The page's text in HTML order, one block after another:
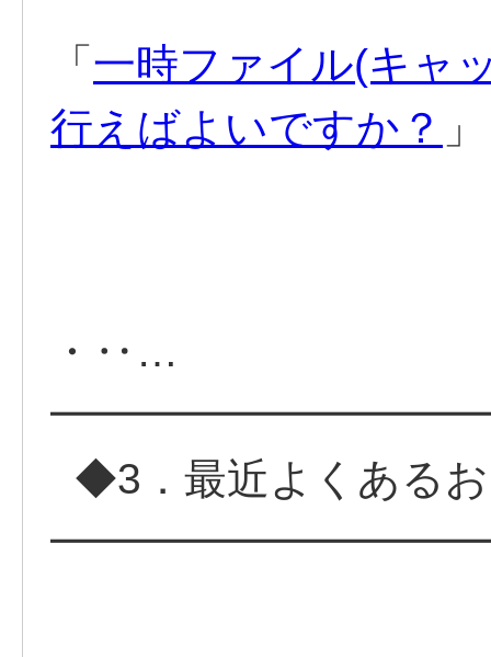
「 一時ファイル(キャ
行えばよいですか？ 」
・‥…
◆3．最近よくある